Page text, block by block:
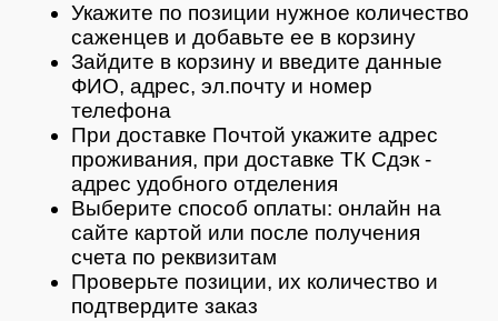
Укажите по позиции нужное количество
саженцев и добавьте ее в корзину
Зайдите в корзину и введите данные
ФИО, адрес, эл.почту и номер
телефона
При доставке Почтой укажите адрес
проживания, при доставке ТК Сдэк -
адрес удобного отделения
Выберите способ оплаты: онлайн на
сайте картой или после получения
счета по реквизитам
Проверьте позиции, их количество и
подтвердите заказ